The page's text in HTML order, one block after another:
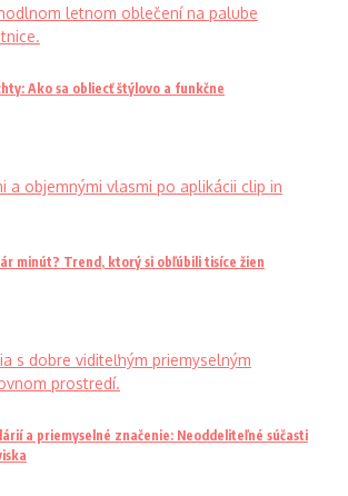
Ako sa obliecť štýlovo a funkčne
minút? Trend, ktorý si obľúbili tisíce žien
a priemyselné značenie: Neoddeliteľné súčasti